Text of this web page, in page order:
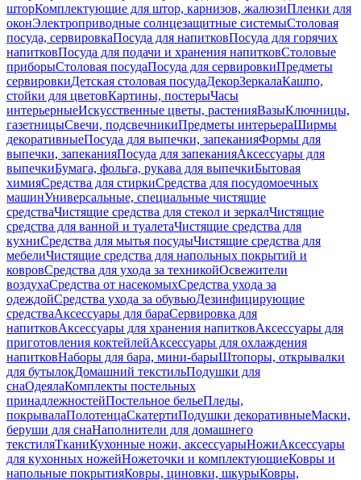
шторКомплектующие для штор, карнизов, жалюзиПленки для
оконЭлектроприводные солнцезащитные системыСтоловая
посуда, сервировкаПосуда для напитковПосуда для горячих
напитковПосуда для подачи и хранения напитковСтоловые
приборыСтоловая посудаПосуда для сервировкиПредметы
сервировкиДетская столовая посудаДекорЗеркалаКашпо,
стойки для цветовКартины, постерыЧасы
интерьерныеИскусственные цветы, растенияВазыКлючницы,
газетницыСвечи, подсвечникиПредметы интерьераШирмы
декоративныеПосуда для выпечки, запеканияФормы для
выпечки, запеканияПосуда для запеканияАксессуары для
выпечкиБумага, фольга, рукава для выпечкиБытовая
химияСредства для стиркиСредства для посудомоечных
машинУниверсальные, специальные чистящие
средстваЧистящие средства для стекол и зеркалЧистящие
средства для ванной и туалетаЧистящие средства для
кухниСредства для мытья посудыЧистящие средства для
мебелиЧистящие средства для напольных покрытий и
ковровСредства для ухода за техникойОсвежители
воздухаСредства от насекомыхСредства ухода за
одеждойСредства ухода за обувьюДезинфицирующие
средстваАксессуары для бараСервировка для
напитковАксессуары для хранения напитковАксессуары для
приготовления коктейлейАксессуары для охлаждения
напитковНаборы для бара, мини-барыШтопоры, открывалки
для бутылокДомашний текстильПодушки для
снаОдеялаКомплекты постельных
принадлежностейПостельное бельеПледы,
покрывалаПолотенцаСкатертиПодушки декоративныеМаски,
беруши для снаНаполнители для домашнего
текстиляТканиКухонные ножи, аксессуарыНожиАксессуары
для кухонных ножейНожеточки и комплектующиеКовры и
напольные покрытияКовры, циновки, шкурыКовры,